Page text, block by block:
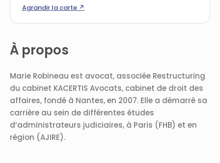
À propos
Marie Robineau est avocat, associée Restructuring
du cabinet KACERTIS Avocats, cabinet de droit des
affaires, fondé à Nantes, en 2007. Elle a démarré sa
carrière au sein de différentes études
d’administrateurs judiciaires, à Paris (FHB) et en
région (AJIRE).
Agrandir la carte ↗